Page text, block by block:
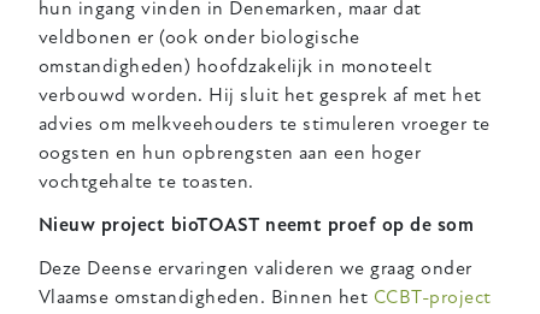
hun ingang vinden in Denemarken, maar dat
veldbonen er (ook onder biologische
omstandigheden) hoofdzakelijk in monoteelt
verbouwd worden. Hij sluit het gesprek af met het
advies om melkveehouders te stimuleren vroeger te
oogsten en hun opbrengsten aan een hoger
vochtgehalte te toasten.
Nieuw project bioTOAST neemt proef op de som
Deze Deense ervaringen valideren we graag onder
Vlaamse omstandigheden. Binnen het CCBT-project